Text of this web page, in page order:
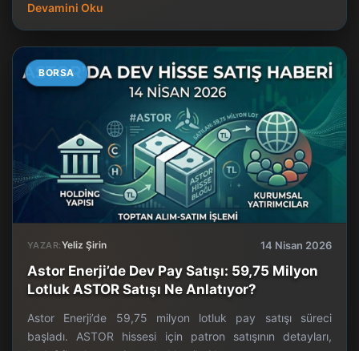
Devamini Oku
BORSA
YAZAR:Yeliz Şirin 14 Nisan 2026
Astor Enerji’de Dev Pay Satışı: 59,75 Milyon
Lotluk ASTOR Satışı Ne Anlatıyor?
Astor Enerji’de 59,75 milyon lotluk pay satışı süreci
başladı. ASTOR hissesi için patron satışının detayları,